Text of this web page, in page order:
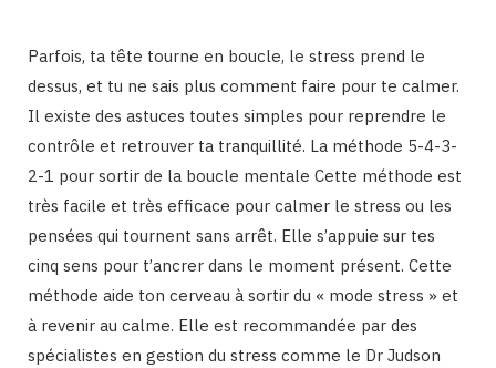
Parfois, ta tête tourne en boucle, le stress prend le
dessus, et tu ne sais plus comment faire pour te calmer.
Il existe des astuces toutes simples pour reprendre le
contrôle et retrouver ta tranquillité. La méthode 5-4-3-
2-1 pour sortir de la boucle mentale Cette méthode est
très facile et très efficace pour calmer le stress ou les
pensées qui tournent sans arrêt. Elle s’appuie sur tes
cinq sens pour t’ancrer dans le moment présent. Cette
méthode aide ton cerveau à sortir du « mode stress » et
à revenir au calme. Elle est recommandée par des
spécialistes en gestion du stress comme le Dr Judson